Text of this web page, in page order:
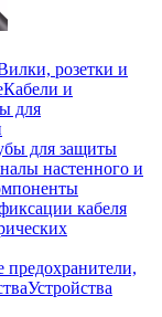
розетки и
Кабели и
для
для защиты
настенного и
кабеля
предохранители,
Устройства